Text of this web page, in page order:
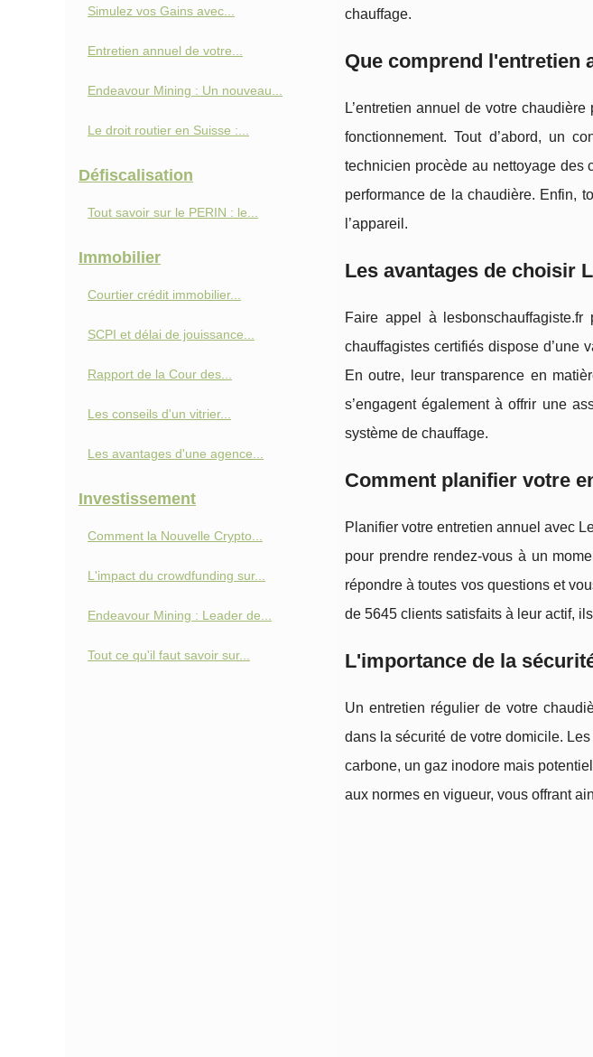
chauffage.
Que comprend l'entretien
L’entretien annuel de votre
fonctionnement. Tout d’abord, un
technicien procède au nettoyage des
performance de la chaudière. Enfin,
l’appareil.
Les avantages de choisir
Faire appel à
chauffagistes certifiés dispose d’une
En outre, leur transparence en
s’engagent également à offrir une
système de chauffage.
Comment planifier votre
Planifier votre entretien annuel avec
pour prendre rendez-vous à un
répondre à toutes vos questions et
de 5645 clients satisfaits à leur actif,
L'importance de la
Un entretien régulier de votre
dans la sécurité de votre domicile.
carbone, un gaz inodore mais
aux normes en vigueur, vous offrant
Simulez vos Gains avec...
Entretien annuel de votre...
Endeavour Mining : Un nouveau...
Le droit routier en Suisse :...
Défiscalisation
Tout savoir sur le PERIN : le...
Immobilier
Courtier crédit immobilier...
SCPI et délai de jouissance...
Rapport de la Cour des...
Les conseils d'un vitrier...
Les avantages d'une agence...
Investissement
Comment la Nouvelle Crypto...
L'impact du crowdfunding sur...
Endeavour Mining : Leader de...
Tout ce qu'il faut savoir sur...